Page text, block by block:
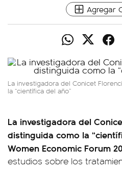
Agregar
La investigadora del Conicet
la “científica del año”
La investigadora del
distinguida como la
Women Economic Forum
estudios sobre los